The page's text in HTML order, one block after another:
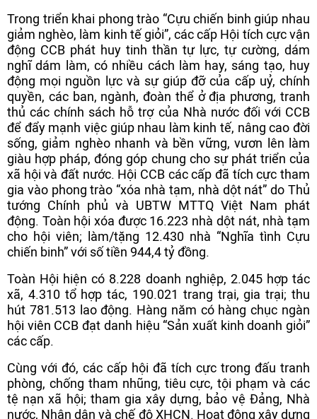
Trong triển khai phong trào “Cựu chiến binh giúp nhau
giảm nghèo, làm kinh tế giỏi”, các cấp Hội tích cực vận
động CCB phát huy tinh thần tự lực, tự cường, dám
nghĩ dám làm, có nhiều cách làm hay, sáng tạo, huy
động mọi nguồn lực và sự giúp đỡ của cấp uỷ, chính
quyền, các ban, ngành, đoàn thể ở địa phương, tranh
thủ các chính sách hỗ trợ của Nhà nước đối với CCB
để đẩy mạnh việc giúp nhau làm kinh tế, nâng cao đời
sống, giảm nghèo nhanh và bền vững, vươn lên làm
giàu hợp pháp, đóng góp chung cho sự phát triển của
xã hội và đất nước. Hội CCB các cấp đã tích cực tham
gia vào phong trào “xóa nhà tạm, nhà dột nát” do Thủ
tướng Chính phủ và UBTW MTTQ Việt Nam phát
động. Toàn hội xóa được 16.223 nhà dột nát, nhà tạm
cho hội viên; làm/tặng 12.430 nhà “Nghĩa tình Cựu
chiến binh” với số tiền 944,4 tỷ đồng.
Toàn Hội hiện có 8.228 doanh nghiệp, 2.045 hợp tác
xã, 4.310 tổ hợp tác, 190.021 trang trại, gia trại; thu
hút 781.513 lao động. Hàng năm có hàng chục ngàn
hội viên CCB đạt danh hiệu “Sản xuất kinh doanh giỏi”
các cấp.
Cùng với đó, các cấp hội đã tích cực trong đấu tranh
phòng, chống tham nhũng, tiêu cực, tội phạm và các
tệ nạn xã hội; tham gia xây dựng, bảo vệ Đảng, Nhà
nước, Nhân dân và chế độ XHCN. Hoạt động xây dựng